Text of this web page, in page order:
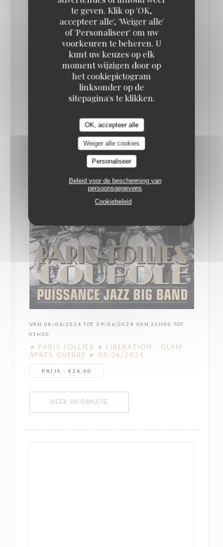
te geven. Klik op 'OK,
accepteer alle', 'Weiger alle'
of 'Personaliseer' om uw
voorkeuren te beheren. U
kunt uw keuzes op elk
moment wijzigen door op
het cookiepictogram
linksonder op de
sitepagina's te klikken.
OK, accepteer alle
Weiger alle cookies
Personaliseer
Beleid voor de bescherming van
persoonsgegevens
Cookiebeleid
VAN 07/09/2024 TOT 08/09/2024 VAN 22H00 TOT
★ PARIS FOLLIES ★ NEO GATSBY 1920'S
PRIJS : €26.00
MEER INFORMATIE ((OPENT IN EEN NIEUW VENSTER))
VAN 08/06/2024 TOT 09/06/2024 VAN 22H00 TOT
05H00
★ PARIS FOLLIES ★ LIBÉRATION - GLAM
APRÈS GUERRE ★ 08/06/2024
PRIJS : €26.00
MEER INFORMATIE